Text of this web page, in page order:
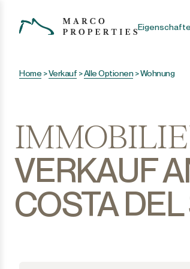
Home >Verkauf >Alle Optionen>Wohnung
VERKAUF
COSTA